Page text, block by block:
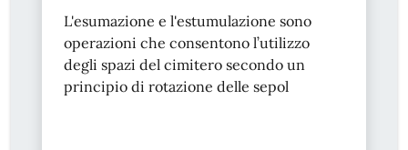
L'esumazione e l'estumulazione sono
operazioni che consentono l’utilizzo
degli spazi del cimitero secondo un
principio di rotazione delle sepol